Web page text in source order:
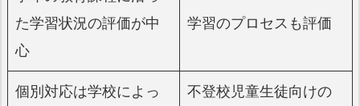
た学習状況の評価が中
心
学習のプロセスも評価
個別対応は学校によっ
不登校児童生徒向けの